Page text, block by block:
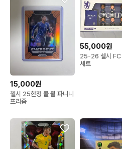
15,000원
첼시 25한정 콜 윌 파니니
프리즘
55,000원
25-26 첼시 FC
세트